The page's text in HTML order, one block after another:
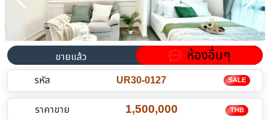
ขายแล้ว ห้องอื่นๆ
รหัส UR30-0127 SALE
ราคาขาย 1,500,000 THB